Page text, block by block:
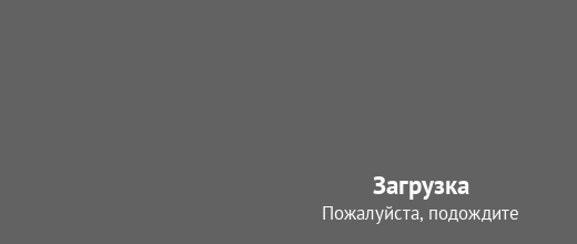
Загрузка
Пожалуйста, подождите